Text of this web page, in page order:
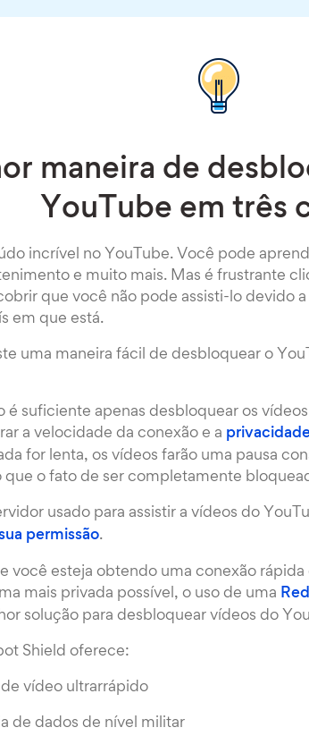
maneira de
YouTube em três
incrível no YouTube. Você pode
e muito mais. Mas é frustrante
que você não pode assisti-lo devido
em que está.
uma maneira fácil de desbloquear o
é suficiente apenas desbloquear os
a velocidade da conexão e a
for lenta, os vídeos farão uma pausa
que o fato de ser completamente
usado para assistir a vídeos do
permissão.
você esteja obtendo uma conexão
mais privada possível, o uso de uma
solução para desbloquear vídeos do
Shield oferece:
vídeo ultrarrápido
de dados de nível militar